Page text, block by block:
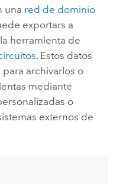
una red de dominio
exportars a
herramienta de
. Estos datos
archivarlos o
mediante
o
externos de